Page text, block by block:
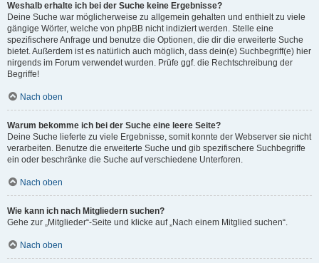
Weshalb erhalte ich bei der Suche keine Ergebnisse?
Deine Suche war möglicherweise zu allgemein gehalten und enthielt zu viele
gängige Wörter, welche von phpBB nicht indiziert werden. Stelle eine
spezifischere Anfrage und benutze die Optionen, die dir die erweiterte Suche
bietet. Außerdem ist es natürlich auch möglich, dass dein(e) Suchbegriff(e) hier
nirgends im Forum verwendet wurden. Prüfe ggf. die Rechtschreibung der
Begriffe!
Nach oben
Warum bekomme ich bei der Suche eine leere Seite?
Deine Suche lieferte zu viele Ergebnisse, somit konnte der Webserver sie nicht
verarbeiten. Benutze die erweiterte Suche und gib spezifischere Suchbegriffe
ein oder beschränke die Suche auf verschiedene Unterforen.
Nach oben
Wie kann ich nach Mitgliedern suchen?
Gehe zur „Mitglieder“-Seite und klicke auf „Nach einem Mitglied suchen“.
Nach oben